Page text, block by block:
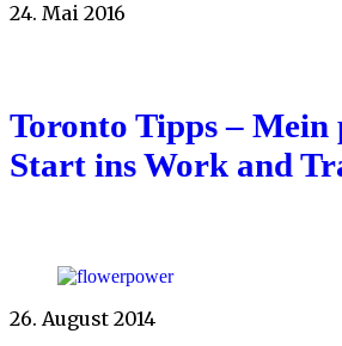
24. Mai 2016
Toronto Tipps – Mein
Start ins Work and
26. August 2014